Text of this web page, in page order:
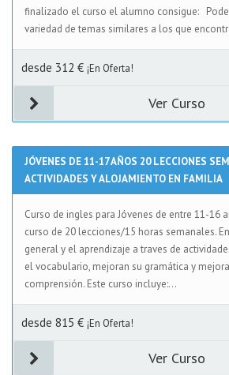
finalizado el curso el alumno consigue:
variedad de temas similares a los que
desde 312 € ¡En Oferta!
Ver Curso
JÓVENES DE 11-17 AÑOS 20 LECCIONES
ACTIVIDADES Y ALOJAMIENTO EN FAMILIA
Curso de ingles para Jóvenes de entre 11-16
curso de 20 lecciones/15 horas semanales.
general y el aprendizaje a traves de
el vocabulario, mejoran su gramática y
comprensión. Este curso incluye:...
desde 815 € ¡En Oferta!
Ver Curso